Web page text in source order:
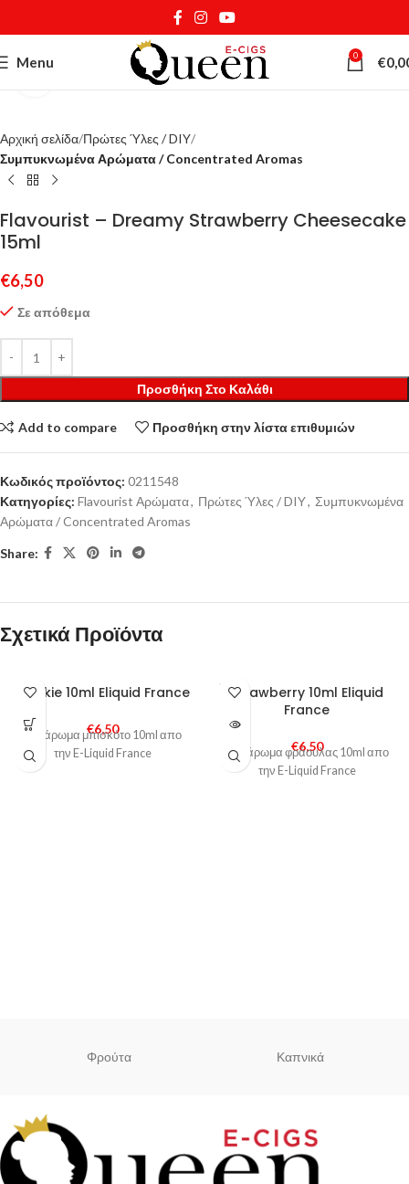
Menu 0 €
Κάντε κλικ για μεγέθυνση
Αρχική σελίδα Πρώτες Ύλες / DIY
Συμπυκνωμένα Αρώματα / Concentrated Aromas
Flavourist – Dreamy Strawberry Cheesecake
15ml
€6,50
Σε απόθεμα
Προσθήκη Στο Καλάθι
Add to compare Προσθήκη στην λίστα επιθυμιών
Κωδικός προϊόντος: 0211548
Κατηγορίες: Flavourist Αρώματα, Πρώτες Ύλες / DIY, Συμπυκνωμένα
Αρώματα / Concentrated Aromas
Share:
Σχετικά Προϊόντα
Cookie 10ml Eliquid France
€6,50
DIY άρωμα μπισκότο 10ml απο
την E-Liquid France
SOLD
OUT
Strawberry 10ml Eliquid
France
€6,50
DIY άρωμα φράουλας 10ml απο
την E-Liquid France
Φρούτα Καπνικά